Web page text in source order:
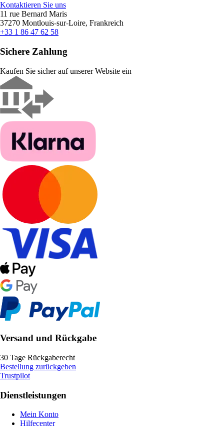
Kontaktieren Sie uns
11 rue Bernard Maris
37270 Montlouis-sur-Loire, Frankreich
+33 1 86 47 62 58
Sichere Zahlung
Kaufen Sie sicher auf unserer Website ein
Versand und Rückgabe
30 Tage Rückgaberecht
Bestellung zurückgeben
Trustpilot
Dienstleistungen
Mein Konto
Hilfecenter